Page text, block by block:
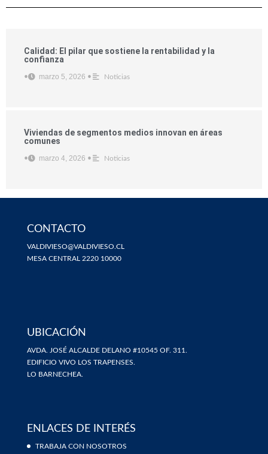
Calidad: El pilar que sostiene la rentabilidad y la
confianza
• marzo 5, 2026 • Noticias
Viviendas de segmentos medios innovan en áreas
comunes
• marzo 4, 2026 • Noticias
CONTACTO
VALDIVIESO@VALDIVIESO.CL
MESA CENTRAL 2220 10000
UBICACIÓN
AVDA. JOSÉ ALCALDE DELANO #10545 OF. 311.
EDIFICIO VIVO LOS TRAPENSES.
LO BARNECHEA.
ENLACES DE INTERÉS
TRABAJA CON NOSOTROS